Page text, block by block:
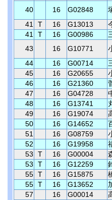
40
16 G02848
41
T 16 G13013
41
T 16 G00986
43
16 G10771
44
16 G00714
45
16 G20655
46
16 G21360
47
16 G04728
48
16 G13741
49
16 G19074
50
16 G14652
51
16 G08759
52
16 G19958
53
T 16 G00004
53
T 16 G12259
55 T 16 G15875
55 T 16 G13652
57
16 G00014